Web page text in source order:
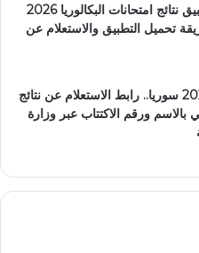
رابط تنزيل تطبيق نتائج امتحانات البكالوريا 2026
تحميل التطبيق والاستعلام عن
نتائج التاسع 2026 سوريا.. رابط الاستعلام عن نتائج
بالاسم ورقم الاكتتاب عبر وزارة